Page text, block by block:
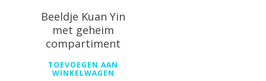
Beeldje Kuan Yin
met geheim
compartiment
TOEVOEGEN AAN
WINKELWAGEN